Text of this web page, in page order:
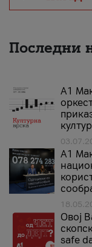
Последни
А1
A1
Овој
safe